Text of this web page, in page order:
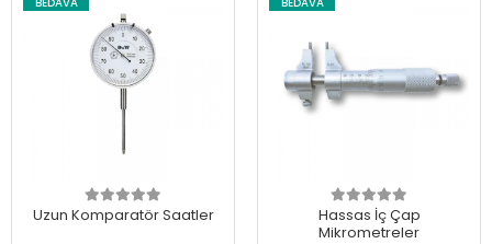
Uzun Komparatör Saatler
Hassas İç Çap
Mikrometreler